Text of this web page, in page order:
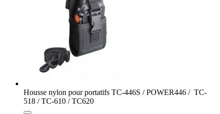
Housse nylon pour portatifs TC-446S / POWER446 / TC-
518 / TC-610 / TC620